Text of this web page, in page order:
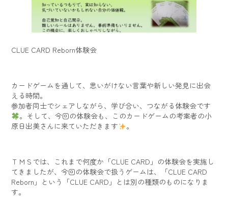
CLUE CARD Reborn体験会
カードゲームを通して、思いがけない言葉や新しい発見に出会
える時間。
参加者同士でシェアしながら、学び合い、つながる体験会です
。そして、今回の体験会も、このカードゲームの考案者の小
原日出美さんに来ていただきます
。
ＴＭＳでは、これまで何度か「CLUE CARD」の体験会を実施し
てきましたが、今回の体験会で扱うゲームは、「CLUE CARD
Reborn」という「CLUE CARD」とは別の種類のものになりま
す。